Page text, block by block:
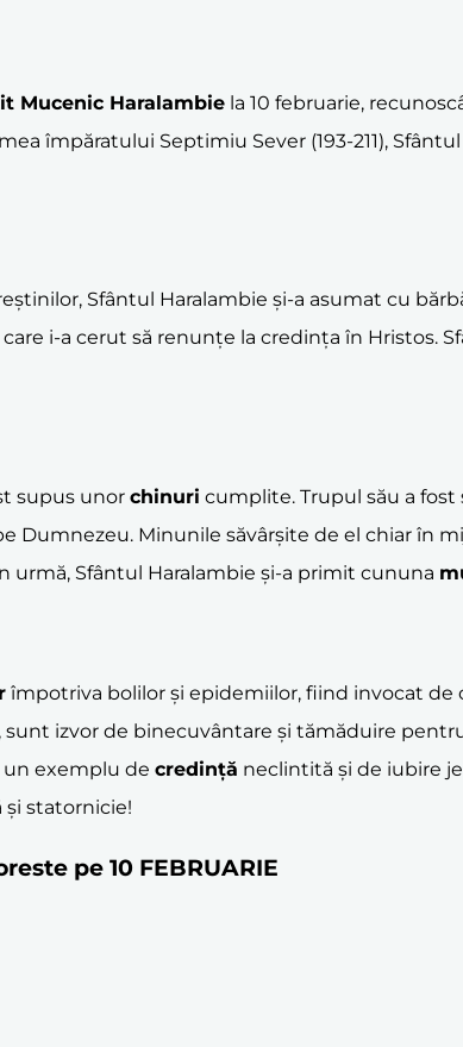
Mucenic Haralambie la 10 februarie,
împăratului Septimiu Sever (193-211),
Sfântul Haralambie și-a asumat cu
i-a cerut să renunțe la credința în Hristos.
supus unor chinuri cumplite. Trupul său a fost
Dumnezeu. Minunile săvârșite de el chiar în
urmă, Sfântul Haralambie și-a primit cununa
împotriva bolilor și epidemiilor, fiind invocat
izvor de binecuvântare și tămăduire
un exemplu de credință neclintită și de iubire
și statornicie!
pe 10 FEBRUARIE